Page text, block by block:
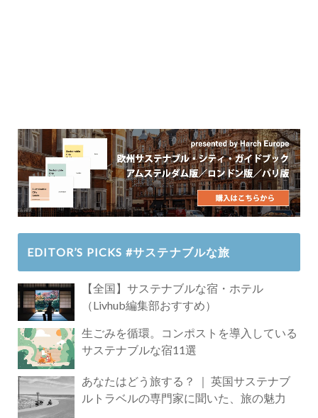
EDITOR’S PICKS #サステナブルな旅
【全国】サステナブルな宿・ホテル
（Livhub編集部おすすめ）
生ごみを循環。コンポストを導入している
サステナブルな宿11選
あなたはどう旅する？ ｜ 英国サステナブ
ルトラベルの専門家に聞いた、旅の魅力